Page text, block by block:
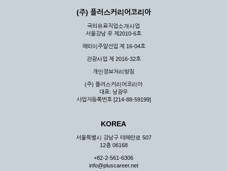
(주) 플러스커리어코리아
국외유료직업소개사업
서울강남 유 제2010-6호
해외이주알선업 제 16-04호
관광사업 제 2016-32호
개인정보처리방침
(주) 플러스커리어코리아
대표: 남광우
사업자등록번호 [214-88-59199]
KOREA
서울특별시 강남구 테헤란로 507
12층 06168
+82-2-561-6306
info@pluscareer.net